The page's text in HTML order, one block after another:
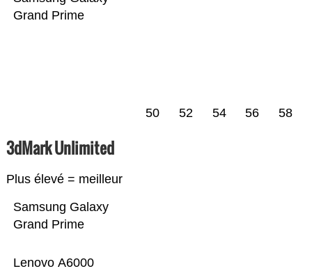
Grand Prime
50 52 54 56 58
3dMark Unlimited
Plus élevé = meilleur
Lenovo A6000
Samsung Galaxy
Grand Prime